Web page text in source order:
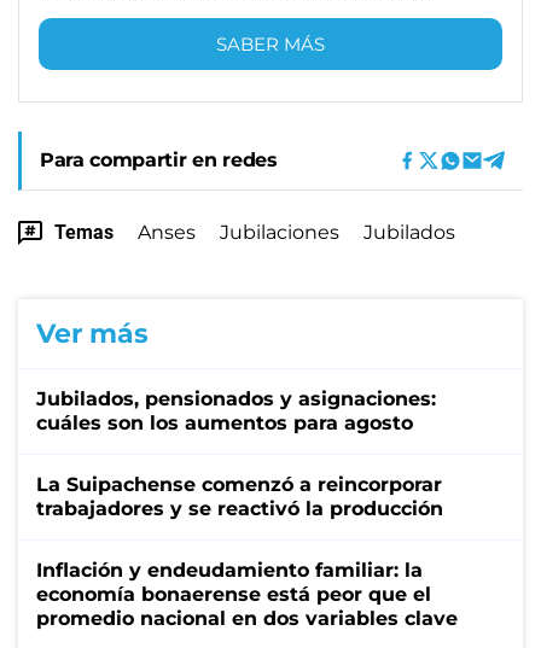
SABER MÁS
Para compartir en redes
Temas Anses Jubilaciones Jubilados
Ver más
Jubilados, pensionados y asignaciones:
cuáles son los aumentos para agosto
La Suipachense comenzó a reincorporar
trabajadores y se reactivó la producción
Inflación y endeudamiento familiar: la
economía bonaerense está peor que el
promedio nacional en dos variables clave